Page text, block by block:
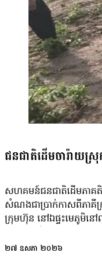
ជនជាតិដើមចារ៉ាយស្
សហគមន៍ជនជាតិដើមភាគតិ
សំណងជាប្រាក់កាសពីភាគីក្
ក្រុមហ៊ុន នៅឯផ្ទះមេភូមិនៅ
ទៀតថា មេភូមិ បានមកប្រ
២៧ ឧសភា ២០២៦